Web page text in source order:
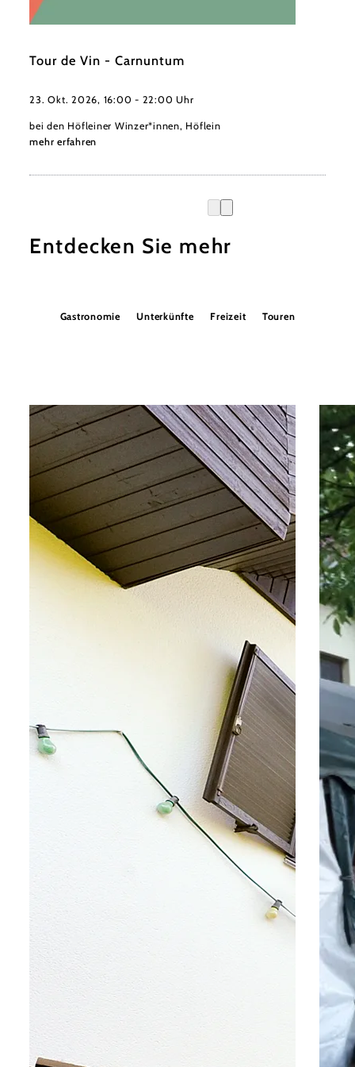
Tour de Vin - Carnuntum
23. Okt. 2026, 16:00 - 22:00 Uhr
bei den Höfleiner Winzer*innen, Höflein
mehr erfahren
Entdecken Sie mehr
Gastronomie Unterkünfte Freizeit Touren